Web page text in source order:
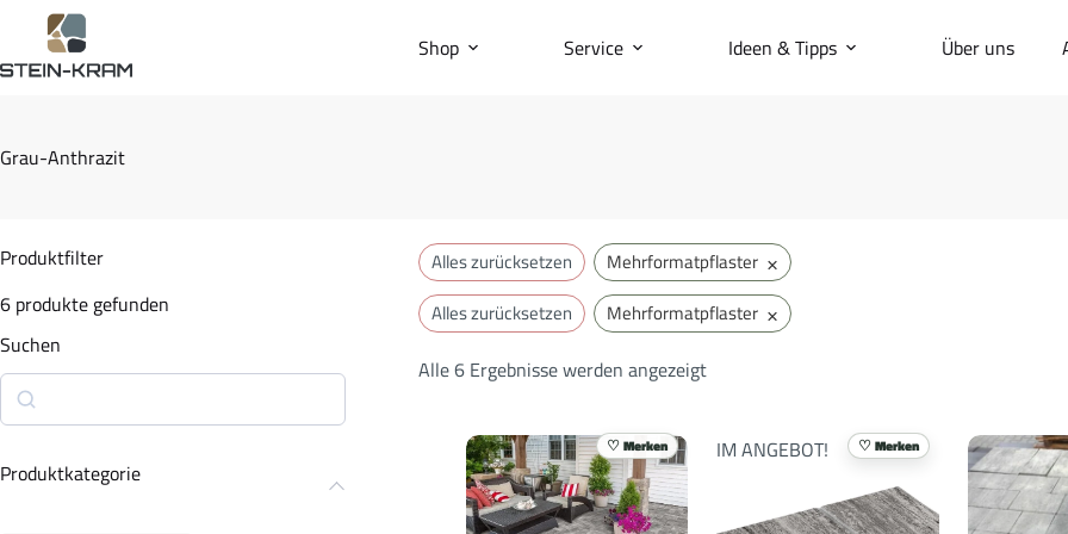
Shop Service Ideen & Tipps Über uns
Grau-Anthrazit
Alles zurücksetzen Mehrformatpflaster ×
Alles zurücksetzen Mehrformatpflaster ×
Alle 6 Ergebnisse werden angezeigt
Merken IM ANGEBOT! Merken
Produktfilter
6 produkte gefunden
Suchen
Produktkategorie